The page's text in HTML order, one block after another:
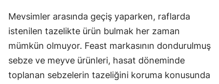
Mevsimler arasında geçiş yaparken, raflarda
istenilen tazelikte ürün bulmak her zaman
mümkün olmuyor. Feast markasının dondurulmuş
sebze ve meyve ürünleri, hasat döneminde
toplanan sebzelerin tazeliğini koruma konusunda